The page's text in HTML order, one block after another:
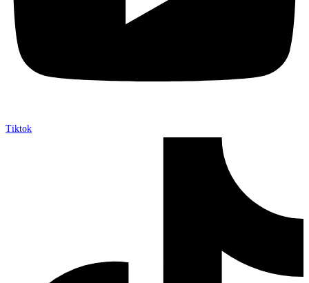
Tiktok